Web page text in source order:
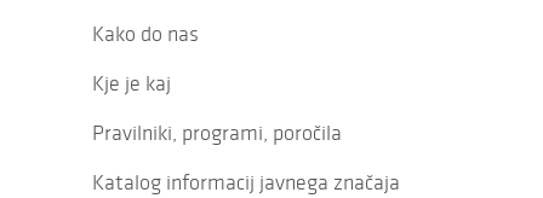
Kako do nas
Kje je kaj
Pravilniki, programi, poročila
Katalog informacij javnega značaja